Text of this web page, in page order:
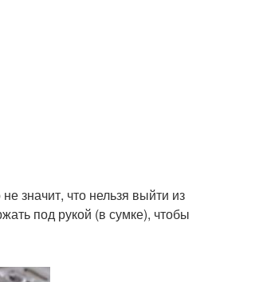
значит, что нельзя выйти из
под рукой (в сумке), чтобы